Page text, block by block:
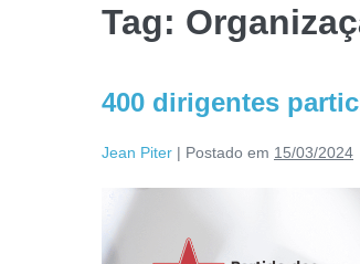
Tag:
400 dirigentes
Jean Piter | Postado em 15/03/2024